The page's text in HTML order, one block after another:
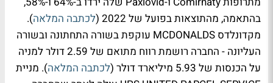
בהתאמה, מהתוצאות בפועל של 2022 (
לכתבה המלאה).
מקדונלדס MCDONALDS עוקפת בשורה התחתונה ובשורה
העליונה - החברה רושמת רווח מתואם של 2.59 דולר למניה
על הכנסות של 5.93 מיליארד דולר (
לכתבה המלאה). מניית